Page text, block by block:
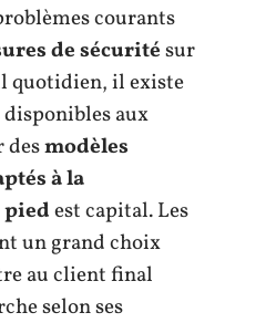
courants
de sécuritésur
quotidien, il existe
aux
desmodèles
à la
est capital. Les
un grand choix
au client final
selon ses